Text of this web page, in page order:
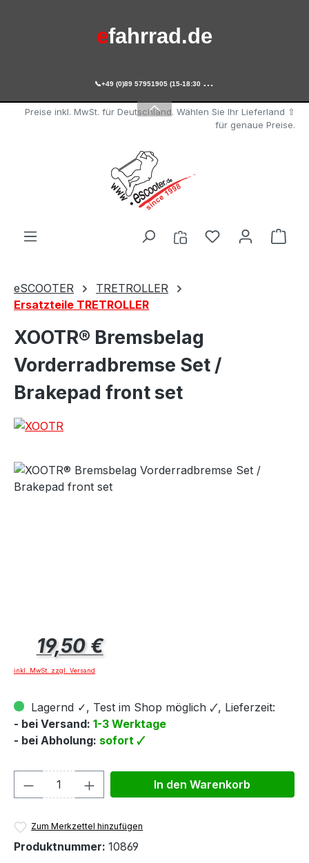
escooter.de
efahrrad.de

+49 (0)89 57951905 (15-18:30 Uhr)
Preise inkl. MwSt. für Deutschland. Wählen Sie Ihr Lieferland ⇧
für genaue Preise.
Du hast 0
eSCOOTER
TRETROLLER
Ersatzteile TRETROLLER
XOOTR® Bremsbelag
Vorderradbremse Set /
Brakepad front set
Regulärer Preis:
19,50 €
inkl. MwSt. zzgl. Versand
Lagernd ✓, Test im Shop möglich 🗸, Lieferzeit:
- bei Versand: 1-3 Werktage
- bei Abholung: sofort 🗸
Produkt Anzahl: Gib denIn den Warenkorb
Zum Merkzettel hinzufügen
Produktnummer: 10869